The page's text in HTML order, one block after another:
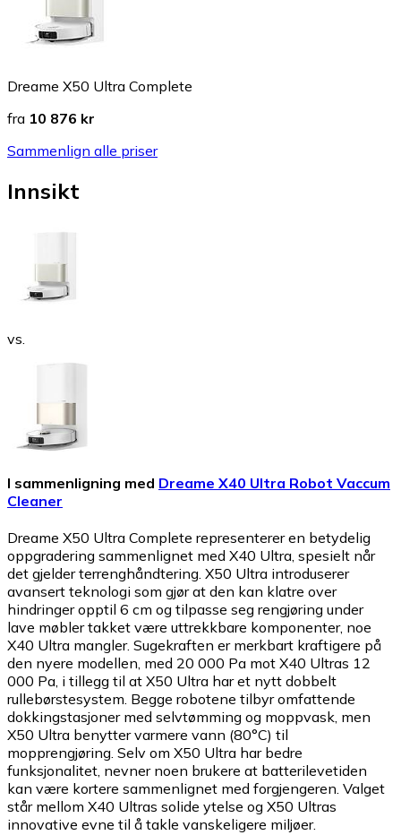
Dreame X50 Ultra Complete
fra 10 876 kr
Sammenlign alle priser
Innsikt
vs.
I sammenligning med Dreame X40 Ultra Robot Vaccum
Cleaner
Dreame X50 Ultra Complete representerer en betydelig
oppgradering sammenlignet med X40 Ultra, spesielt når
det gjelder terrenghåndtering. X50 Ultra introduserer
avansert teknologi som gjør at den kan klatre over
hindringer opptil 6 cm og tilpasse seg rengjøring under
lave møbler takket være uttrekkbare komponenter, noe
X40 Ultra mangler. Sugekraften er merkbart kraftigere på
den nyere modellen, med 20 000 Pa mot X40 Ultras 12
000 Pa, i tillegg til at X50 Ultra har et nytt dobbelt
rullebørstesystem. Begge robotene tilbyr omfattende
dokkingstasjoner med selvtømming og moppvask, men
X50 Ultra benytter varmere vann (80°C) til
mopprengjøring. Selv om X50 Ultra har bedre
funksjonalitet, nevner noen brukere at batterilevetiden
kan være kortere sammenlignet med forgjengeren. Valget
står mellom X40 Ultras solide ytelse og X50 Ultras
innovative evne til å takle vanskeligere miljøer.